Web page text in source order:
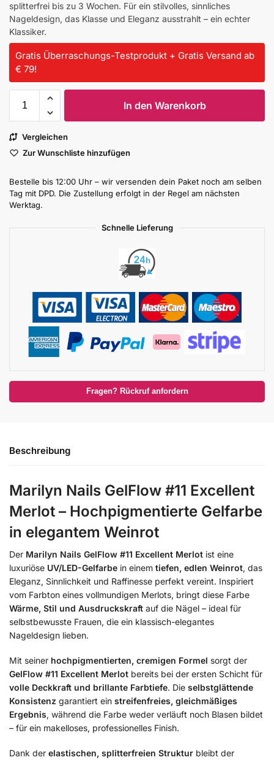
splitterfrei bis zu 3 Wochen. Für ein stilvolles, sinnliches
Nageldesign, das Klasse und Eleganz ausstrahlt – ein echter
Klassiker.
Gratis Überraschungs-Testprodukt + Gratis Versand ab
€ 79!
In den Warenkorb
Vergleichen
Zur Wunschliste hinzufügen
Bestelle bis 12:00 Uhr – wir versenden dein Paket noch am selben
Tag mit DPD. Die Zustellung erfolgt in der Regel am nächsten
Werktag.
Schnelle Lieferung
Fragen? Rückruf anfordern
Beschreibung
Marilyn Nails GelFlow #11 Excellent
Merlot – Hochpigmentierte Gelfarbe
in elegantem Weinrot
Der Marilyn Nails GelFlow #11 Excellent Merlot ist eine
luxuriöse UV/LED-Gelfarbe in einem tiefen, edlen Weinrot, das
Eleganz, Sinnlichkeit und Raffinesse perfekt vereint. Inspiriert
vom Farbton eines vollmundigen Merlots, bringt diese Farbe
Wärme, Stil und Ausdruckskraft auf die Nägel – ideal für
selbstbewusste Frauen, die ein klassisch-elegantes
Nageldesign lieben.
Mit seiner hochpigmentierten, cremigen Formel sorgt der
GelFlow #11 Excellent Merlot bereits bei der ersten Schicht für
volle Deckkraft und brillante Farbtiefe. Die selbstglättende
Konsistenz garantiert ein streifenfreies, gleichmäßiges
Ergebnis, während die Farbe weder verläuft noch Blasen bildet
– für ein makelloses, professionelles Finish.
Dank der elastischen, splitterfreien Struktur bleibt der